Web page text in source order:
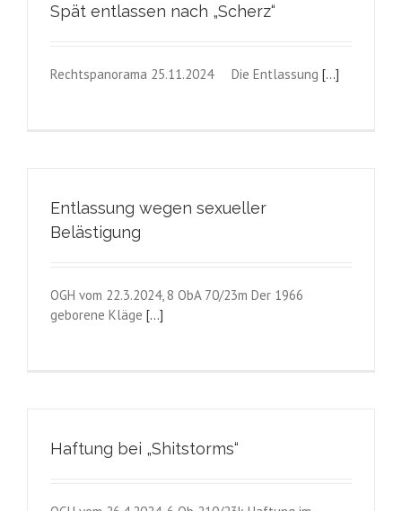
Spät entlassen nach „Scherz“
Rechtspanorama 25.11.2024 Die Entlassung [...]
Entlassung wegen sexueller
Belästigung
OGH vom 22.3.2024, 8 ObA 70/23m Der 1966
geborene Kläge [...]
Haftung bei „Shitstorms“